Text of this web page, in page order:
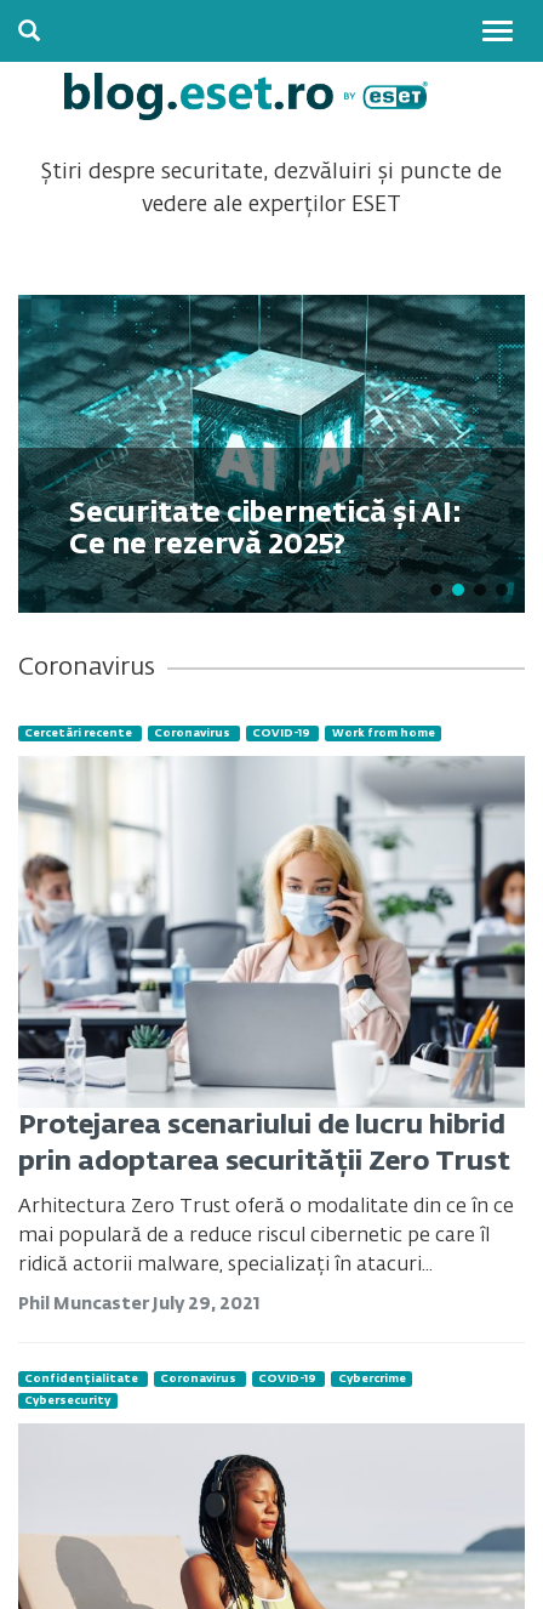
Știri despre securitate, dezvăluiri și puncte de
vedere ale experților ESET
Securitate cibernetică și AI:
Ce ne rezervă 2025?
Coronavirus
Cercetări recente Coronavirus COVID-19 Work from home
Protejarea scenariului de lucru hibrid
prin adoptarea securității Zero Trust
Arhitectura Zero Trust oferă o modalitate din ce în ce
mai populară de a reduce riscul cibernetic pe care îl
ridică actorii malware, specializați în atacuri...
Phil Muncaster July 29, 2021
Confidențialitate Coronavirus COVID-19
Cybercrime
Cybersecurity